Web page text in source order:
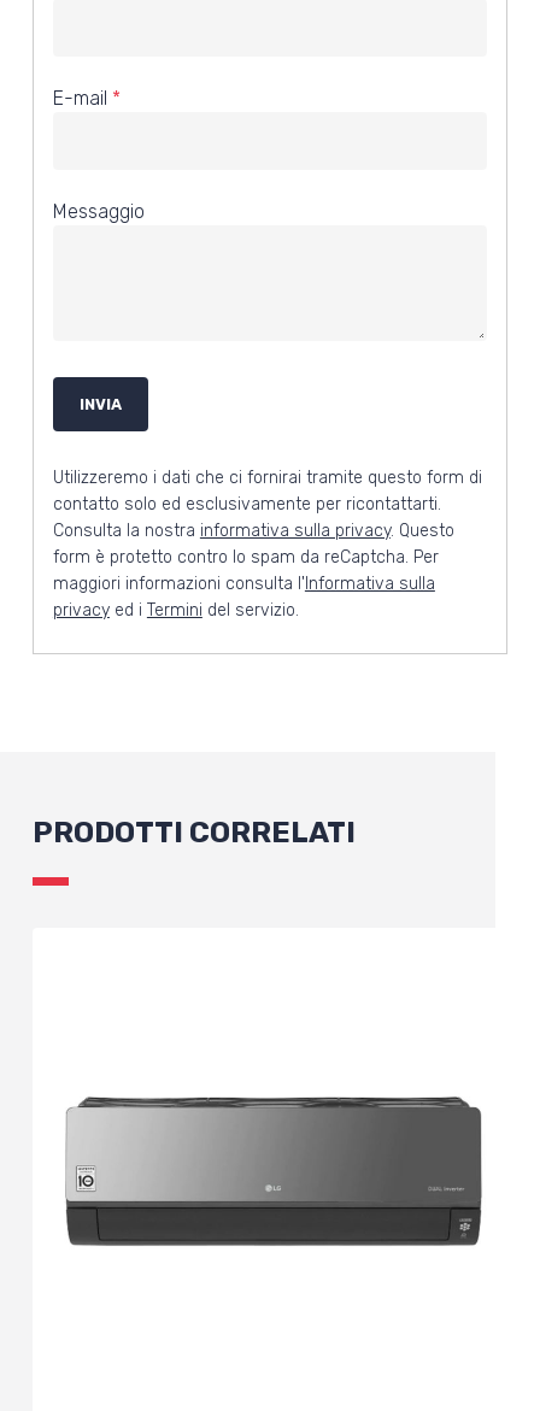
E-mail *
Messaggio
Utilizzeremo i dati che ci fornirai tramite questo form di
contatto solo ed esclusivamente per ricontattarti.
Consulta la nostra informativa sulla privacy. Questo
form è protetto contro lo spam da reCaptcha. Per
maggiori informazioni consulta l' Informativa sulla
privacyed i Termini del servizio.
PRODOTTI CORRELATI